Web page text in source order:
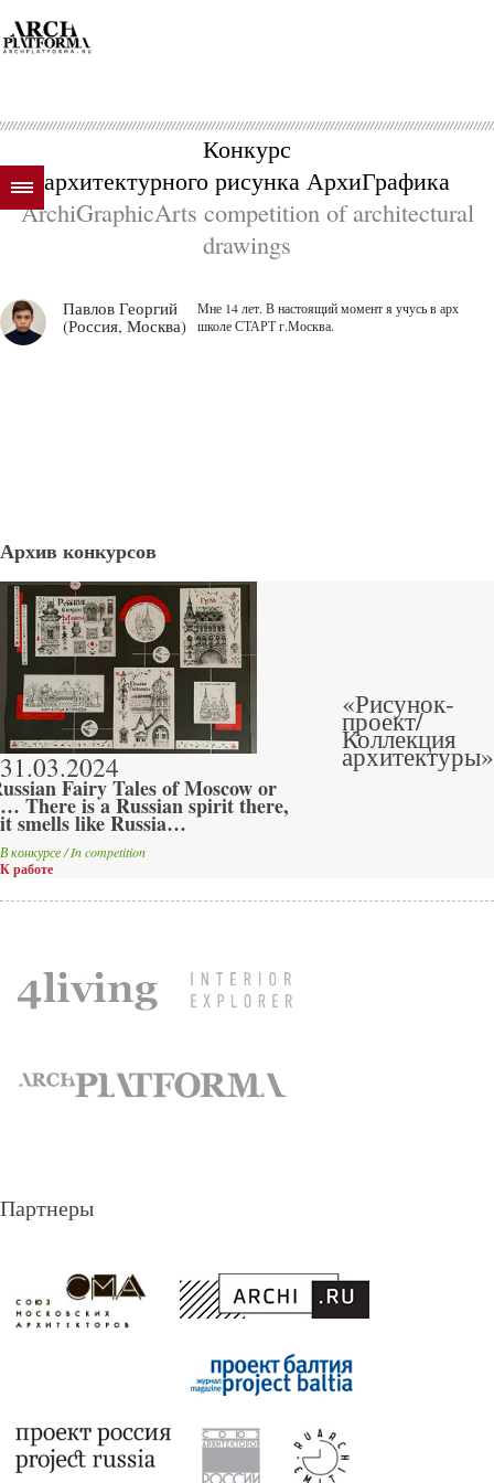
Конкурс
архитектурного рисунка АрхиГрафика
ArchiGraphicArts competition of architectural
drawings
Павлов Георгий
(Россия, Москва)
Мне 14 лет. В настоящий момент я учусь в арх
школе СТАРТ г.Москва.
Архив конкурсов
31.03.2024
Fairy Tales of Moscow or
… There is a Russian spirit there,
it smells like Russia…
В конкурсе / In competition
К работе
«Рисунок-
проект/
Коллекция
архитектуры»
Партнеры